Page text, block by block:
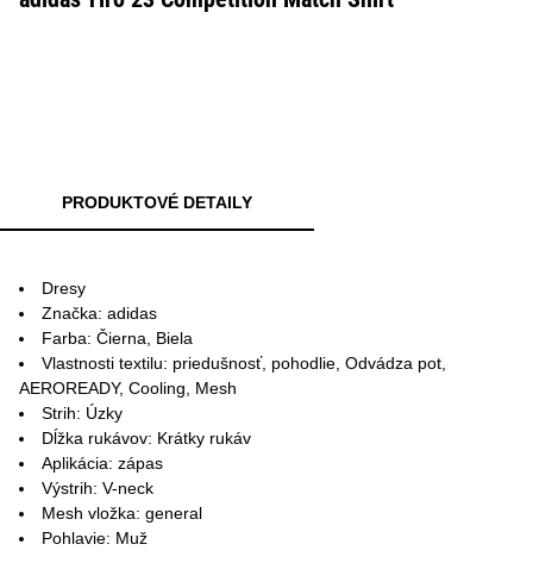
PRODUKTOVÉ DETAILY
Dresy
Značka: adidas
Farba: Čierna, Biela
Vlastnosti textilu: priedušnosť, pohodlie, Odvádza pot,
AEROREADY, Cooling, Mesh
Strih: Úzky
Dĺžka rukávov: Krátky rukáv
Aplikácia: zápas
Výstrih: V-neck
Mesh vložka: general
Pohlavie: Muž